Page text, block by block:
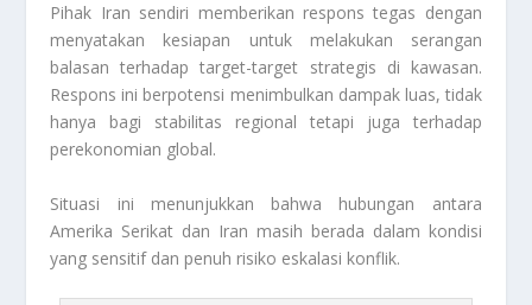
Pihak Iran sendiri memberikan respons tegas dengan
menyatakan kesiapan untuk melakukan serangan
balasan terhadap target-target strategis di kawasan.
Respons ini berpotensi menimbulkan dampak luas, tidak
hanya bagi stabilitas regional tetapi juga terhadap
perekonomian global.
Situasi ini menunjukkan bahwa hubungan antara
Amerika Serikat dan Iran masih berada dalam kondisi
yang sensitif dan penuh risiko eskalasi konflik.